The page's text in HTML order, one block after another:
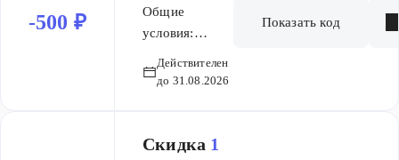
-500 ₽
покупке
от5 000 ₽
Общие
условия:
действует на
ценой, а также
Действителен
до 31.08.2026
Показать код
Скидка 1